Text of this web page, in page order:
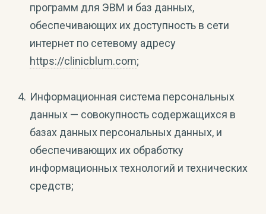
программ для ЭВМ и баз данных,
обеспечивающих их доступность в сети
интернет по сетевому адресу
https://clinicblum.com;
Информационная система персональных
данных — совокупность содержащихся в
базах данных персональных данных, и
обеспечивающих их обработку
информационных технологий и технических
средств;